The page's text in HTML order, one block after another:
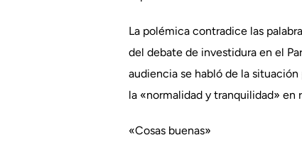
La polémica contradice las
del debate de investidura en el
audiencia se habló de la
la «normalidad y tranquilidad» en
«Cosas buenas»